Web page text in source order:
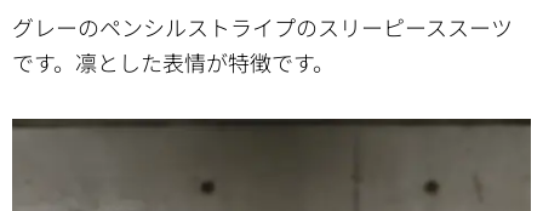
グレーのペンシルストライプのスリーピーススーツ
です。凛とした表情が特徴です。